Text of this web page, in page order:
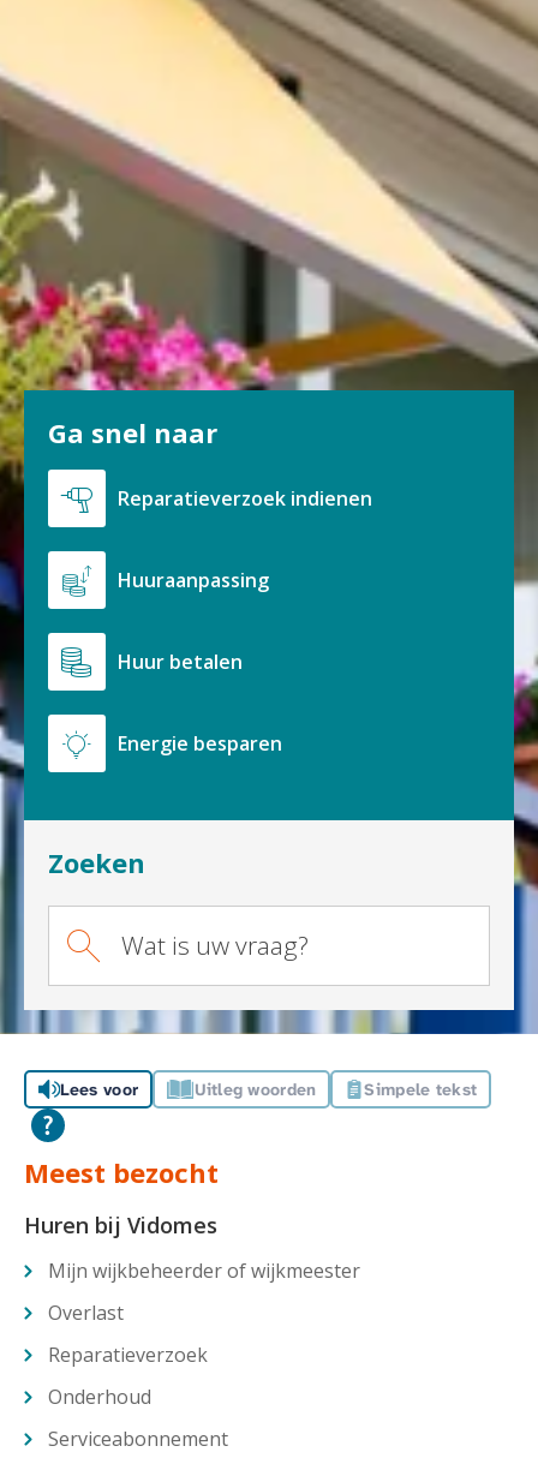
Ga snel naar
 Reparatieverzoek indienen
Huuraanpassing
Huur betalen
Energie besparen
Zoeken
Wat is uw vraag?
Lees voor Uitleg woorden Simpele tekst
Meest bezocht
Huren bij Vidomes
Mijn wijkbeheerder of wijkmeester
Overlast
Reparatieverzoek
Onderhoud
Serviceabonnement